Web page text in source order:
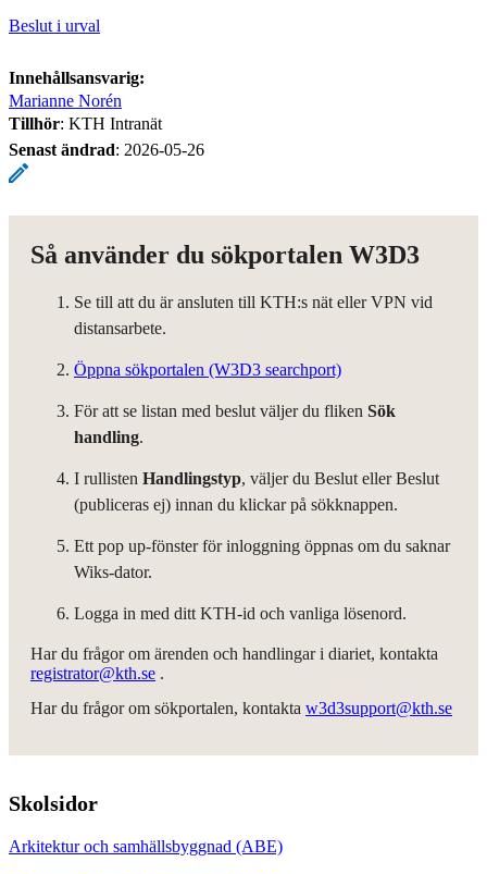
Beslut i urval
Innehållsansvarig:
Marianne Norén
Tillhör: KTH Intranät
Senast ändrad: 2026-05-26
Så använder du sökportalen W3D3
Se till att du är ansluten till KTH:s nät eller VPN vid
distansarbete.
Öppna sökportalen (W3D3 searchport)
För att se listan med beslut väljer du fliken Sök
handling.
I rullisten Handlingstyp, väljer du Beslut eller Beslut
(publiceras ej) innan du klickar på sökknappen.
Ett pop up-fönster för inloggning öppnas om du saknar
Wiks-dator.
Logga in med ditt KTH-id och vanliga lösenord.
Har du frågor om ärenden och handlingar i diariet, kontakta
registrator@kth.se .
Har du frågor om sökportalen, kontakta w3d3support@kth.se
Skolsidor
Arkitektur och samhällsbyggnad (ABE)